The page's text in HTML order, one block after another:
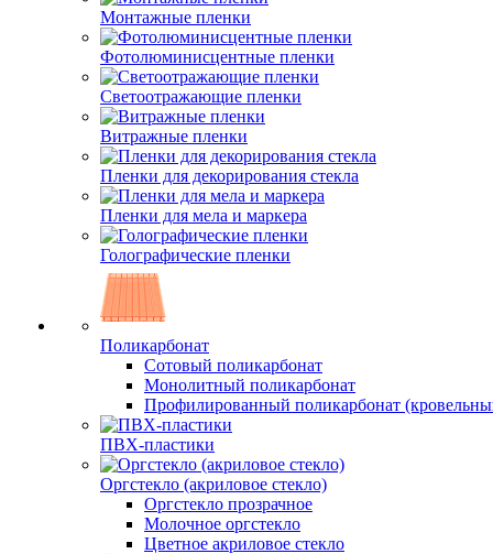
Монтажные пленки
Фотолюминисцентные пленки
Светоотражающие пленки
Витражные пленки
Пленки для декорирования стекла
Пленки для мела и маркера
Голографические пленки
Поликарбонат
Сотовый поликарбонат
Монолитный поликарбонат
Профилированный поликарбонат
ПВХ-пластики
Оргстекло (акриловое стекло)
Оргстекло прозрачное
Молочное оргстекло
Цветное акриловое стекло